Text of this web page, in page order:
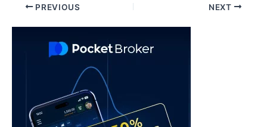
Post PREVIOUS NEXT